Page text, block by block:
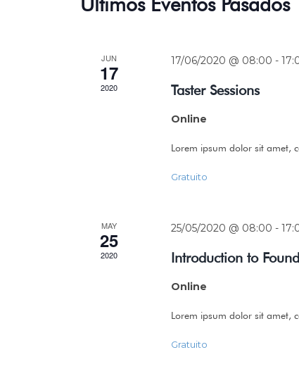
JUN
17
2020
17/06/2020 @ 08:00 -
Taster Sessions
Online
Lorem ipsum dolor sit amet,
Gratuito
MAY
25
2020
25/05/2020 @ 08:00 -
Introduction to
Online
Lorem ipsum dolor sit amet,
Gratuito